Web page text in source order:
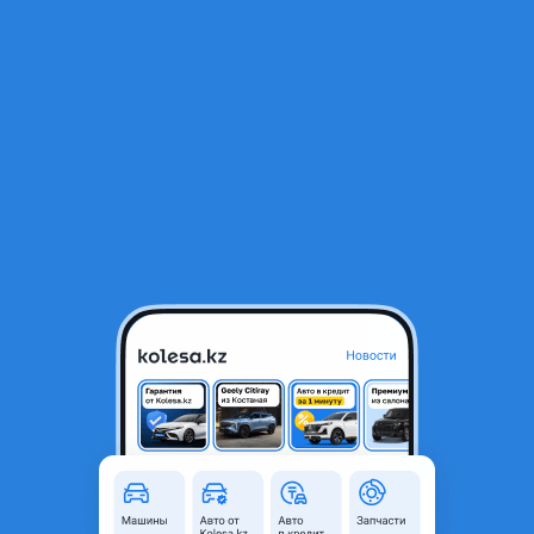
Стеклоподьемник стеклоподъемник задний правый Хонда Црв
15 000 ₸